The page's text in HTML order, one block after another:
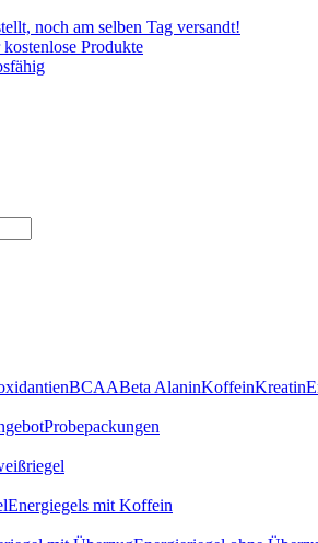
noch am selben Tag versandt!
Produkte
BCAABeta AlaninKoffeinKreatin
Probepackungen
Energiegels mit Koffein